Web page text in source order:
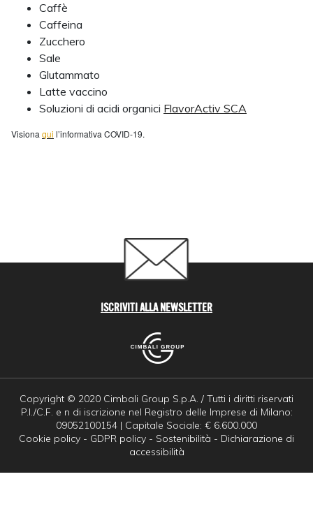
Caffè
Caffeina
Zucchero
Sale
Glutammato
Latte vaccino
Soluzioni di acidi organici FlavorActiv SCA
Visiona qui l’informativa COVID-19.
ISCRIVITI ALLA NEWSLETTER
Copyright © 2020 Cimbali Group S.p.A. / Tutti i diritti riservati
P.I./C.F. e n di iscrizione nel Registro delle Imprese di Milano:
09052100154 | Capitale Sociale: € 6.600.000
Cookie policy - GDPR policy - Sostenibilità - Dichiarazione di
accessibilità